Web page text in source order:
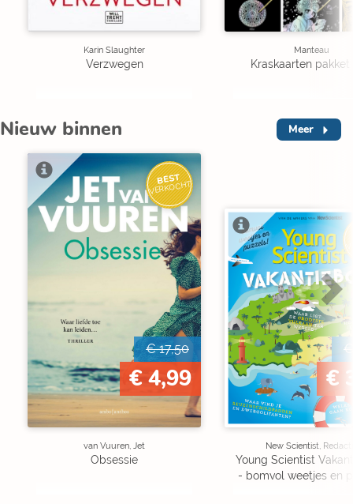
Karin Slaughter
Verzwegen
Manteau
Kraskaarten pakket
Nieuw binnen Meer
BEST
VERKOCHT
€ 17,50
€ 4,99
van Vuuren, Jet
Obsessie
€
New Scientist,
Young Scientist
- bomvol weetjes en